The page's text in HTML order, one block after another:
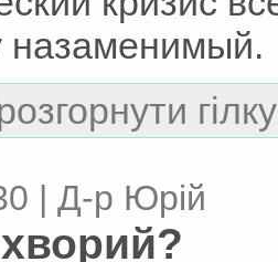
назаменимый.
| Д-р Юрій